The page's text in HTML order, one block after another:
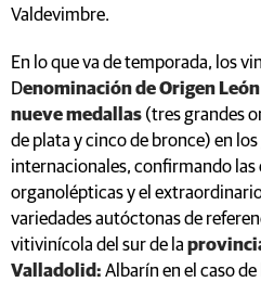
Valdevimbre.
En lo que va de temporada, los
Denominación de Origen León
nueve medallas (tres grandes
de plata y cinco de bronce) en
internacionales, confirmando las
organolépticas y el
variedades autóctonas de
vitivinícola del sur de la
Valladolid: Albarín en el caso